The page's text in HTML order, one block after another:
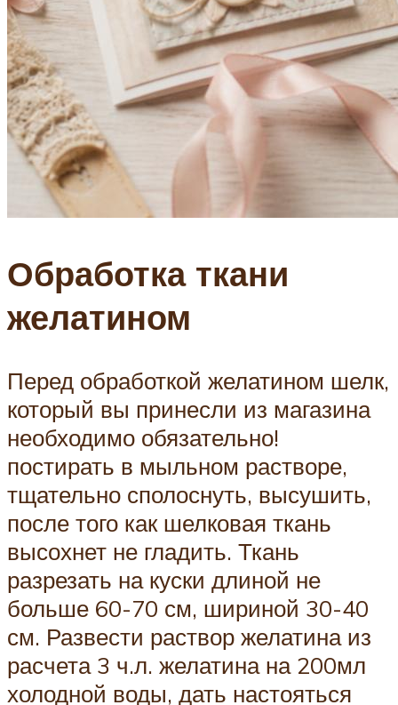
Обработка ткани
желатином
Перед обработкой желатином шелк,
который вы принесли из магазина
необходимо обязательно!
постирать в мыльном растворе,
тщательно сполоснуть, высушить,
после того как шелковая ткань
высохнет не гладить. Ткань
разрезать на куски длиной не
больше 60-70 см, шириной 30-40
см. Развести раствор желатина из
расчета 3 ч.л. желатина на 200мл
холодной воды, дать настояться